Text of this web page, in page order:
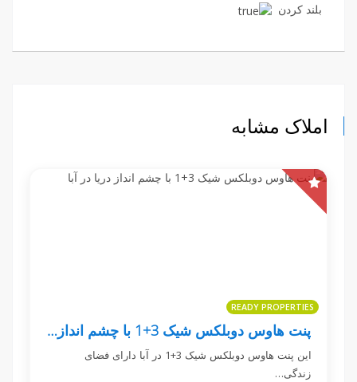
بلند کردن
املاک مشابه
READY PROPERTIES
پنت هاوس دوبلکس شیک 3+1 با چشم انداز دریا در آبا
این پنت هاوس دوبلکس شیک 3+1 در آبا دارای فضای
زندگی…